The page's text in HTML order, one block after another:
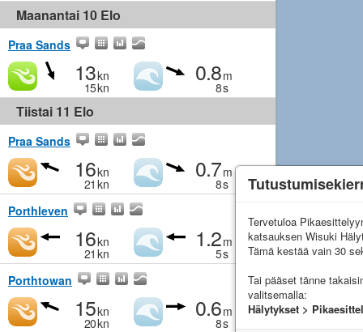
Maanantai 10 Elo
Praa Sands
13kn
15kn
0.8m
8s
Tiistai 11 Elo
Praa Sands
16kn
21 kn
0.7m
8s
Porthleven
16kn
21 kn
1.2m
5s
Porthtowan
15kn
20kn
0.6m
8s
Tervetuloa
katsauksen Wisuki
Tämä kestää vain 30
Tai pääset tänne
valitsemalla:
Hälytykset >